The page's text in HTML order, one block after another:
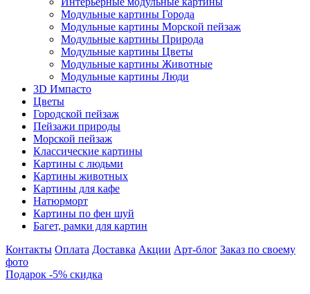
Модульные картины Города
Модульные картины Морской пейзаж
Модульные картины Природа
Модульные картины Цветы
Модульные картины Животные
Модульные картины Люди
3D Импасто
Цветы
Городской пейзаж
Пейзажи природы
Морской пейзаж
Классические картины
Картины с людьми
Картины животных
Картины для кафе
Натюрморт
Картины по фен шуй
Багет, рамки для картин
Контакты Оплата Доставка Акции Арт-блог Заказ по своему
фото
Подарок -5% скидка